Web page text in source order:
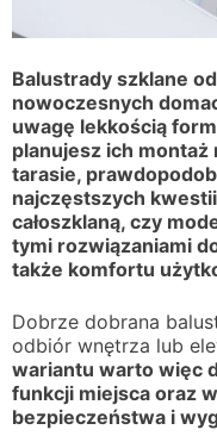
Balustrady szklane
nowoczesnych
uwagę lekkością
planujesz ich montaż
tarasie,
najczęstszych
całoszklaną, czy
tymi rozwiązaniami
także komfortu
Dobrze dobrana
odbiór wnętrza lub
wariantu warto więc
funkcji miejsca oraz
bezpieczeństwa i